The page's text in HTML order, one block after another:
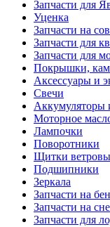
Запчасти для
Уценка
Запчасти на
Запчасти для
Запчасти для
Покрышки,
Аксессуары и
Свечи
Аккумуляторы
Моторное
Лампочки
Поворотники
Щитки
Подшипники
Зеркала
Запчасти на
Запчасти на
Запчасти для